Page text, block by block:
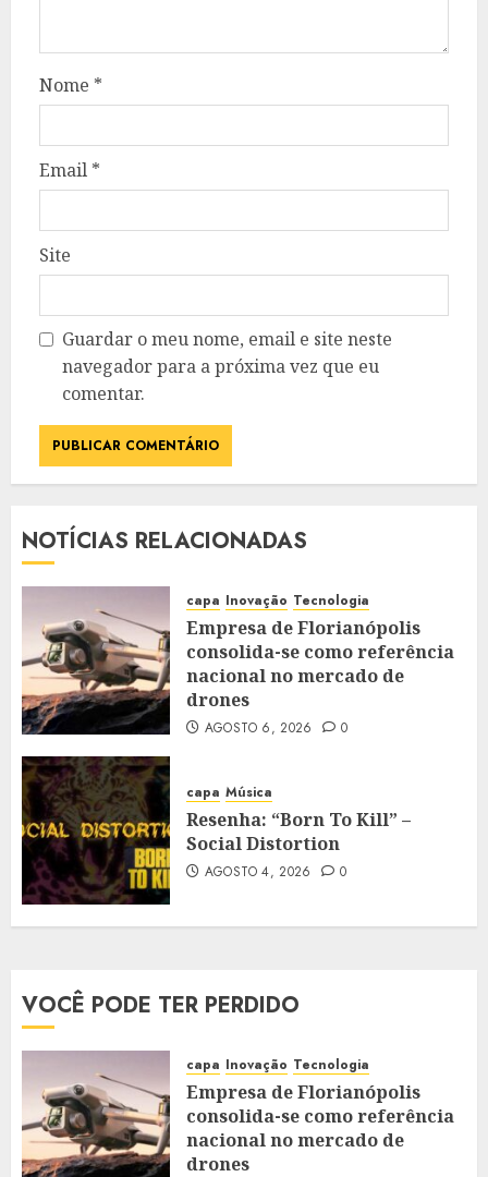
Nome *
Email *
Site
Guardar o meu nome, email e site neste
navegador para a próxima vez que eu
comentar.
NOTÍCIAS RELACIONADAS
capa Inovação Tecnologia
Empresa de Florianópolis
consolida-se como referência
nacional no mercado de
drones
AGOSTO 6, 2026 0
capa Música
Resenha: “Born To Kill” –
Social Distortion
AGOSTO 4, 2026 0
VOCÊ PODE TER PERDIDO
capa Inovação Tecnologia
Empresa de Florianópolis
consolida-se como referência
nacional no mercado de
drones